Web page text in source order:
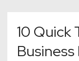
10 Quick